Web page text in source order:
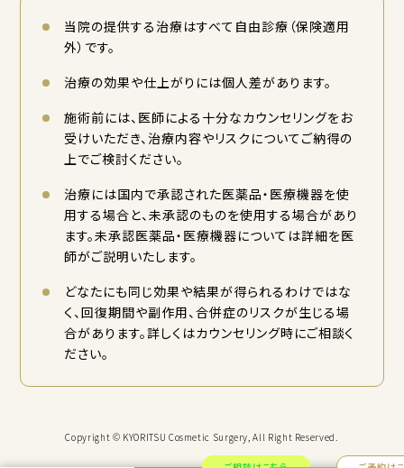
当院の提供する治療はすべて自由診療（保険適用
外）です。
治療の効果や仕上がりには個人差があります。
施術前には、医師による十分なカウンセリングをお
受けいただき、治療内容やリスクについてご納得の
上でご検討ください。
治療には国内で承認された医薬品・医療機器を使
用する場合と、未承認のものを使用する場合があり
ます。未承認医薬品・医療機器については詳細を医
師がご説明いたします。
どなたにも同じ効果や結果が得られるわけではな
く、回復期間や副作用、合併症のリスクが生じる場
合があります。詳しくはカウンセリング時にご相談く
ださい。
Copyright © KYORITSU Cosmetic Surgery, All Right Reserved.